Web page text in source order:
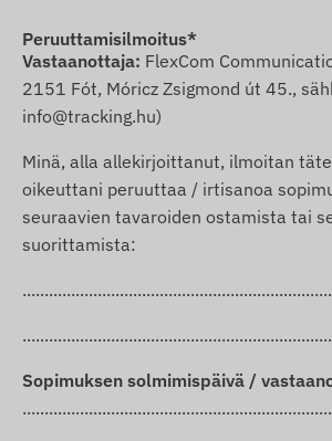
Peruuttamisilmoitus*
Vastaanottaja: FlexCom
2151 Fót, Móricz Zsigmond út 45.,
info@tracking.hu)
Minä, alla allekirjoittanut, ilmoitan
oikeuttani peruuttaa / irtisanoa
seuraavien tavaroiden ostamista tai
suorittamista:
Sopimuksen solmimispäivä /